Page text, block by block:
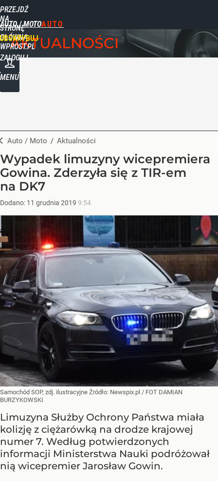
PRZEJDŹ
NA
STRONĘ
GŁÓWNĄ
WPROST.PL
AUTO / MOTO
ZALOGUJ
MENU
AKTUALNOŚCI
Auto / Moto / Aktualności
Wypadek limuzyny wicepremiera
Gowina. Zderzyła się z TIR-em
na DK7
Dodano: 11 grudnia 2019 9:54
Samochód SOP, zdj. ilustracyjne Źródło: Newspix.pl / FOT DAMIAN
BURZYKOWSKI
Limuzyna Służby Ochrony Państwa miała
kolizję z ciężarówką na drodze krajowej
numer 7. Według potwierdzonych
informacji Ministerstwa Nauki podróżował
nią wicepremier Jarosław Gowin.